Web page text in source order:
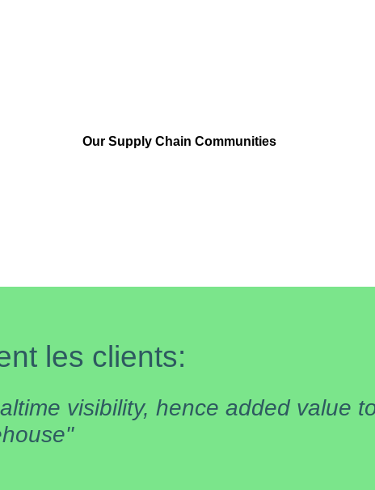
Our Supply Chain Communities
les clients:
visibility, hence added value